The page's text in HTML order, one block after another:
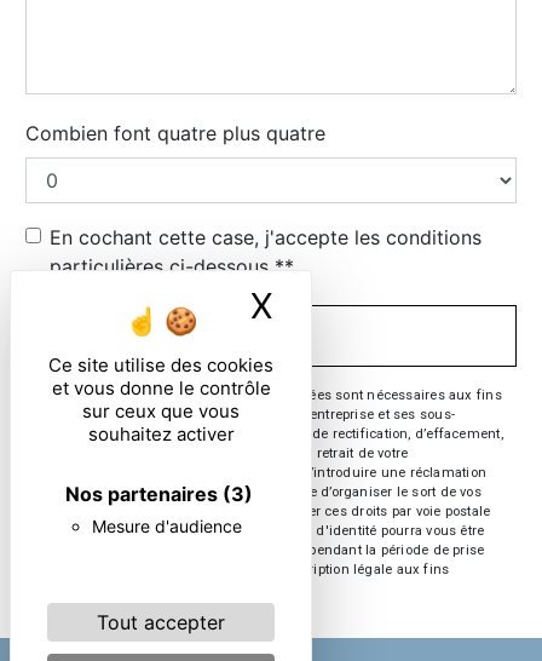
Ce site utilise des cookies
et vous donne le contrôle
sur ceux que vous
souhaitez activer
Nos partenaires (3)
Mesure d'audience
Tout accepter
X Masquer le
Combien font quatre plus quatre
En cochant cette case, j'accepte les conditions
particulières ci-dessous **
** Les données personnelles communiquées sont nécessaires aux fins
de vous contacter. Elles sont destinées à l'entreprise et ses sous-
traitants. Vous disposez de droits d’accès, de rectification, d’effacement,
de portabilité, de limitation, d’opposition, de retrait de votre
consentement à tout moment et du droit d’introduire une réclamation
auprès d’une autorité de contrôle, ainsi que d’organiser le sort de vos
données post-mortem. Vous pouvez exercer ces droits par voie postale
ou par courrier électronique. Un justificatif d'identité pourra vous être
demandé. Nous conservons vos données pendant la période de prise
de contact puis pendant la durée de prescription légale aux fins